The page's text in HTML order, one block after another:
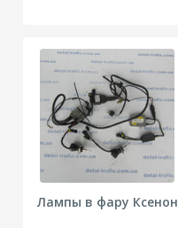
Лампы в фару Ксенон